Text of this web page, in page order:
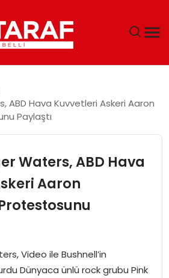
ABD Hava Kuvvetleri Askeri Aaron
Paylaştı
Waters, ABD Hava
Aaron
Video ile Bushnell’in
Dünyaca ünlü rock grubu Pink